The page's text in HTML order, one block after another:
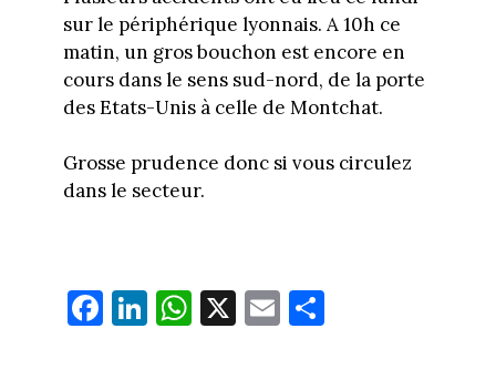
sur le périphérique lyonnais. A 10h ce
matin, un gros bouchon est encore en
cours dans le sens sud-nord, de la porte
des Etats-Unis à celle de Montchat.
Grosse prudence donc si vous circulez
dans le secteur.
Fa
ce
Li
nk
W
ha
X E
m
Pa